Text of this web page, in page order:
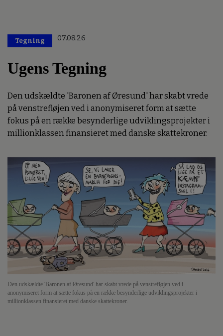
Tegning 07.08.26
Ugens Tegning
Den udskældte 'Baronen af Øresund' har skabt vrede
på venstrefløjen ved i anonymiseret form at sætte
fokus på en række besynderlige udviklingsprojekter i
millionklassen finansieret med danske skattekroner.
Den udskældte 'Baronen af Øresund' har skabt vrede på venstrefløjen ved i
anonymiseret form at sætte fokus på en række besynderlige udviklingsprojekter i
millionklassen finansieret med danske skattekroner.